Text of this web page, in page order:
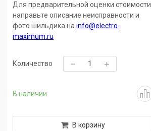
В наличии
Для предварительной оценки стоимости
направьте описание неисправности и
фото шильдика на info@electro-
maximum.ru
Количество
В корзину